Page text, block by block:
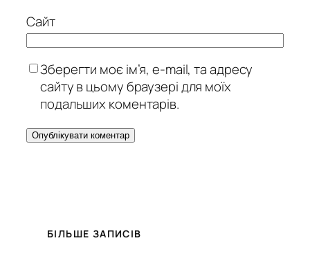
Сайт
Зберегти моє ім’я, e-mail, та адресу
сайту в цьому браузері для моїх
подальших коментарів.
БІЛЬШЕ ЗАПИСІВ